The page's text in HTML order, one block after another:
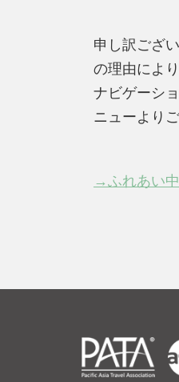
申し訳ござ
の理由によ
ナビゲーシ
ニューより
→ふれあい